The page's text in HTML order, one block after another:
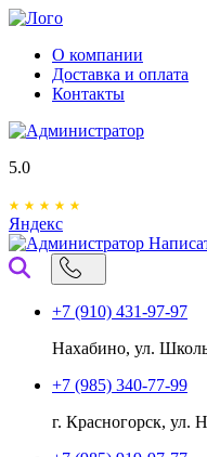
О компании
Доставка и оплата
Контакты
5.0
Яндекс
+7 (910) 431-97-97
Нахабино, ул.
+7 (985) 340-77-99
г. Красногорск, ул.